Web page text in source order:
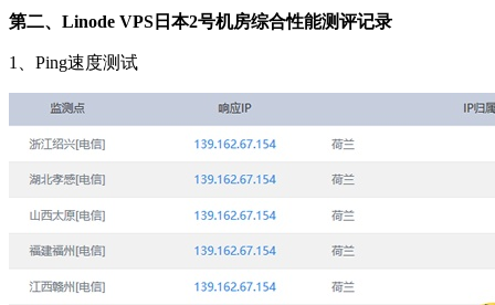
第二、Linode VPS日本2号机房综合性能测评记录
1、Ping速度测试